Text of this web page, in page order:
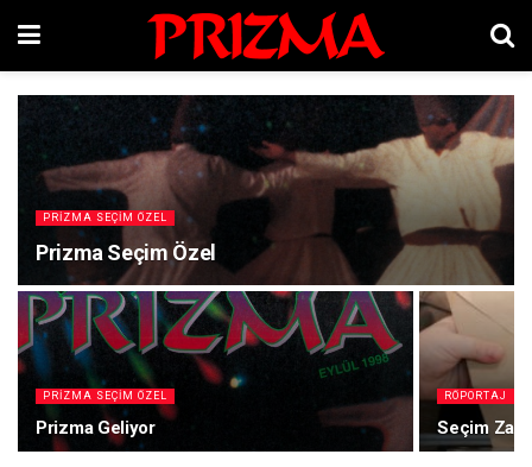
PRIZMA SEÇIM ÖZEL
Prizma Seçim Özel
PRIZMA SEÇIM ÖZEL
Prizma Geliyor
RÖPORTAJ
Seçim